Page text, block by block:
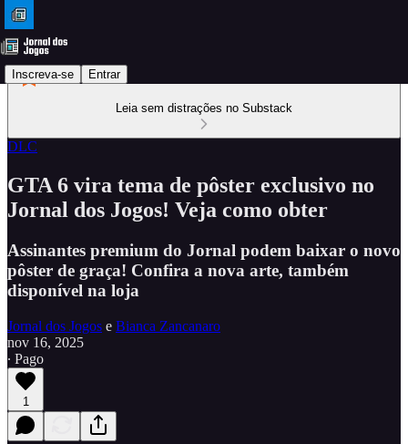
Inscreva-se Entrar
Leia sem distrações no Substack
DLC
GTA 6 vira tema de pôster exclusivo no
Jornal dos Jogos! Veja como obter
Assinantes premium do Jornal podem baixar o novo
pôster de graça! Confira a nova arte, também
disponível na loja
Jornal dos Jogos e Bianca Zancanaro
nov 16, 2025
∙ Pago
1